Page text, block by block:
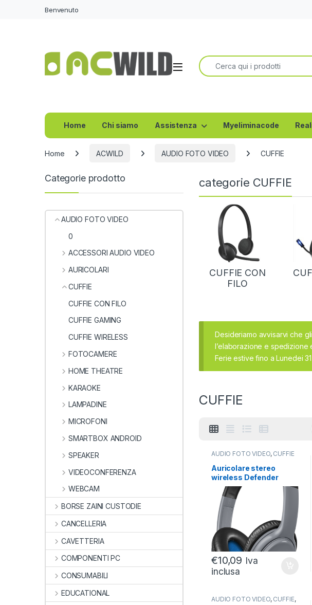
Benvenuto
Ricerca per:
Home Chi siamo Assistenza Myeliminacode
Home ACWILD AUDIO FOTO VIDEO CUFFIE
categorie CUFFIE
CUFFIE CON
FILO
Desideriamo avvisarvi che
l’elaborazione e spedizione
Ferie estive fino a Lunedei
CUFFIE
AUDIO FOTO VIDEO, CUFFIE
Auricolare stereo
wireless Defender
FreeMotion B520 grigio,
Bluetooth
€10,09 Iva
inclusa
AUDIO FOTO VIDEO, CUFFIE,
Categorie prodotto
AUDIO FOTO VIDEO
0
ACCESSORI AUDIO VIDEO
AURICOLARI
CUFFIE
CUFFIE CON FILO
CUFFIE GAMING
CUFFIE WIRELESS
FOTOCAMERE
HOME THEATRE
KARAOKE
LAMPADINE
MICROFONI
SMARTBOX ANDROID
SPEAKER
VIDEOCONFERENZA
WEBCAM
BORSE ZAINI CUSTODIE
CANCELLERIA
CAVETTERIA
COMPONENTI PC
CONSUMABILI
EDUCATIONAL